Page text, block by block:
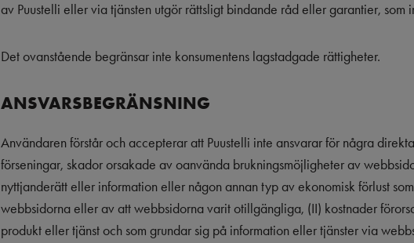
av Puustelli eller via tjänsten utgör rättsligt bindande råd eller garantier, som
Det ovanstående begränsar inte konsumentens lagstadgade rättigheter.
ANSVARSBEGRÄNSNING
Användaren förstår och accepterar att Puustelli inte ansvarar för några
förseningar, skador orsakade av oanvända brukningsmöjligheter av
nyttjanderätt eller information eller någon annan typ av ekonomisk förlust
webbsidorna eller av att webbsidorna varit otillgängliga, (II) kostnader
produkt eller tjänst och som grundar sig på information eller tjänster via